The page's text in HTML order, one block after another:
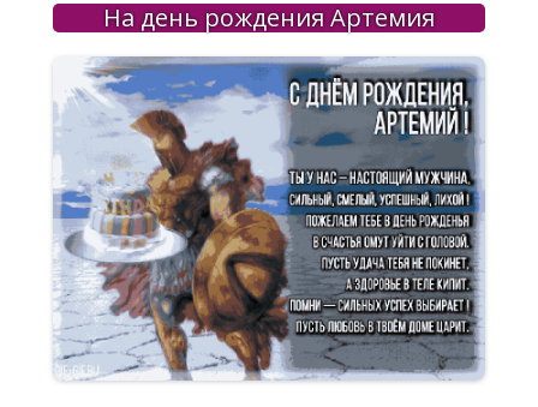
На день рождения Артемия